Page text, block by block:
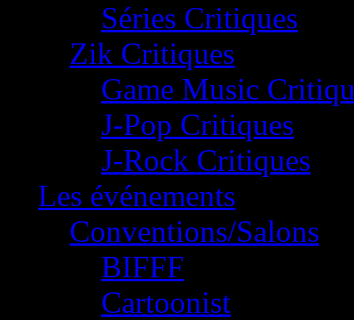
Séries Critiques
Zik Critiques
Game Music
J-Pop Critiques
J-Rock Critiques
Les événements
Conventions/Salons
BIFFF
Cartoonist